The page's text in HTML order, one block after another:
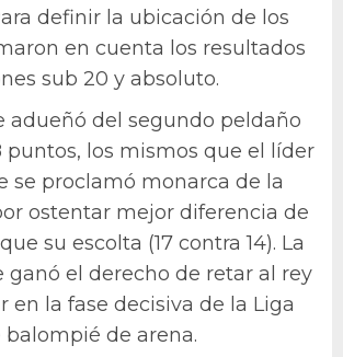
definir la ubicación de los
en cuenta los resultados
sub 20 y absoluto.
adueñó del segundo peldaño
puntos, los mismos que el líder
se proclamó monarca de la
ostentar mejor diferencia de
su escolta (17 contra 14). La
ganó el derecho de retar al rey
en la fase decisiva de la Liga
balompié de arena.